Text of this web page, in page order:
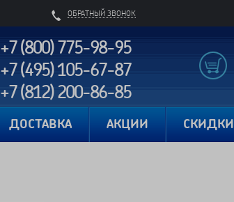
ОБРАТНЫЙ ЗВОНОК
+7 (800) 775-98-95
+7 (495) 105-67-87
+7 (812) 200-86-85
ДОСТАВКА АКЦИИ СКИДКИ